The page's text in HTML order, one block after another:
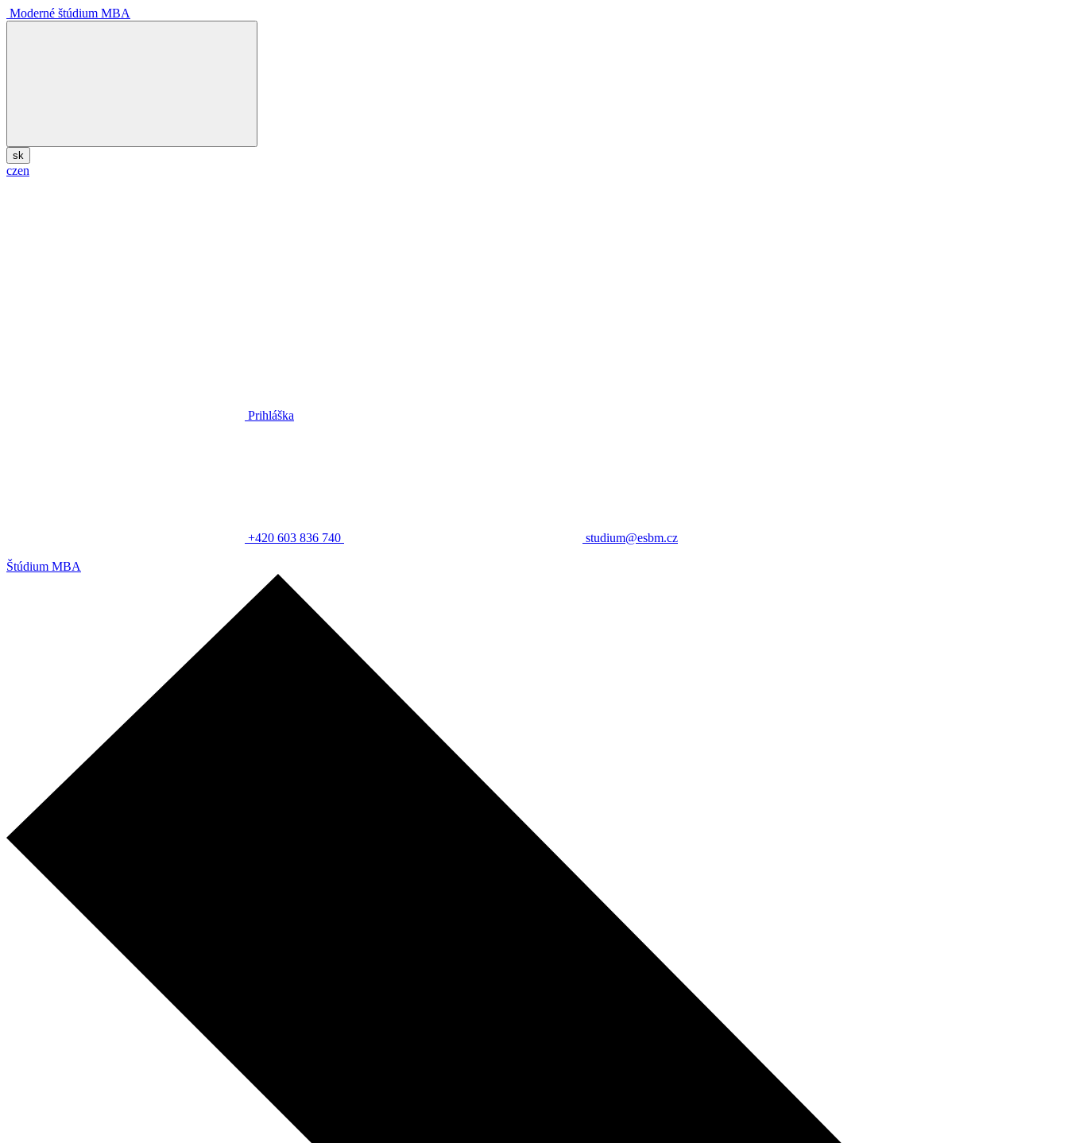
Moderné štúdium MBA
sk
czen
Prihláška
+420 603 836 740 studium@esbm.cz
Štúdium MBA